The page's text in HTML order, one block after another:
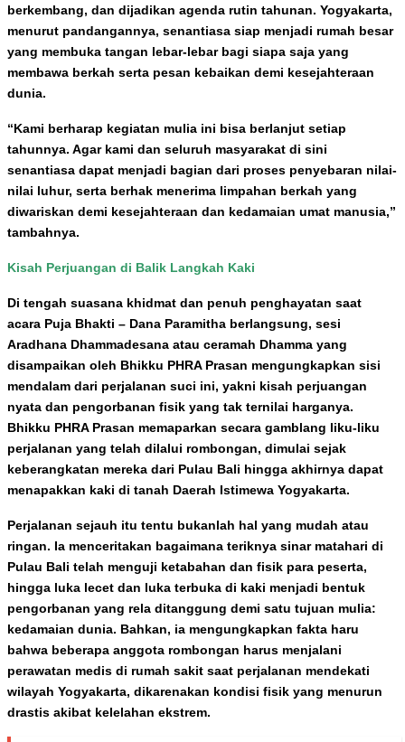
berkembang, dan dijadikan agenda rutin tahunan. Yogyakarta,
menurut pandangannya, senantiasa siap menjadi rumah besar
yang membuka tangan lebar-lebar bagi siapa saja yang
membawa berkah serta pesan kebaikan demi kesejahteraan
dunia.
“Kami berharap kegiatan mulia ini bisa berlanjut setiap
tahunnya. Agar kami dan seluruh masyarakat di sini
senantiasa dapat menjadi bagian dari proses penyebaran nilai-
nilai luhur, serta berhak menerima limpahan berkah yang
diwariskan demi kesejahteraan dan kedamaian umat manusia,”
tambahnya.
Kisah Perjuangan di Balik Langkah Kaki
Di tengah suasana khidmat dan penuh penghayatan saat
acara Puja Bhakti – Dana Paramitha berlangsung, sesi
Aradhana Dhammadesana atau ceramah Dhamma yang
disampaikan oleh Bhikku PHRA Prasan mengungkapkan sisi
mendalam dari perjalanan suci ini, yakni kisah perjuangan
nyata dan pengorbanan fisik yang tak ternilai harganya.
Bhikku PHRA Prasan memaparkan secara gamblang liku-liku
perjalanan yang telah dilalui rombongan, dimulai sejak
keberangkatan mereka dari Pulau Bali hingga akhirnya dapat
menapakkan kaki di tanah Daerah Istimewa Yogyakarta.
Perjalanan sejauh itu tentu bukanlah hal yang mudah atau
ringan. Ia menceritakan bagaimana teriknya sinar matahari di
Pulau Bali telah menguji ketabahan dan fisik para peserta,
hingga luka lecet dan luka terbuka di kaki menjadi bentuk
pengorbanan yang rela ditanggung demi satu tujuan mulia:
kedamaian dunia. Bahkan, ia mengungkapkan fakta haru
bahwa beberapa anggota rombongan harus menjalani
perawatan medis di rumah sakit saat perjalanan mendekati
wilayah Yogyakarta, dikarenakan kondisi fisik yang menurun
drastis akibat kelelahan ekstrem.